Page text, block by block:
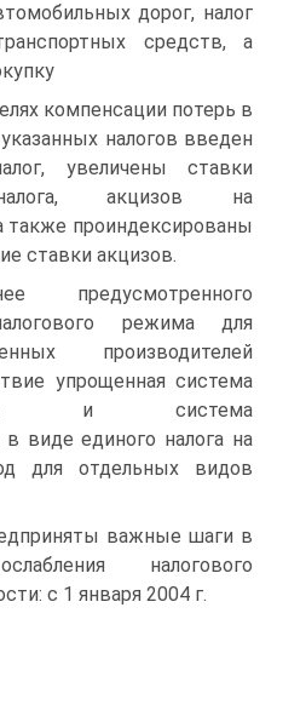
дорог, налог
средств, а
компенсации потерь в
налогов введен
увеличены ставки
акцизов на
также проиндексированы
ставки акцизов.
предусмотренного
режима для
производителей
упрощенная система
и система
в виде единого налога на
для отдельных видов
важные шаги в
налогового
с 1 января 2004 г.